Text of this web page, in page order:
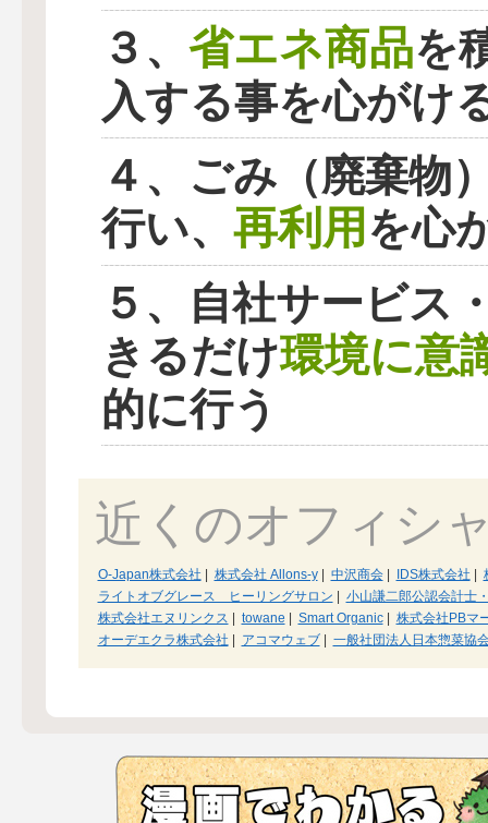
３、 省エネ商品を
入する事を心がけ
４、ごみ（廃棄物
行い、 再利用を心
５、自社サービス
きるだけ環境に意
的に行う
近くのオフィシ
O-Japan株式会社 株式会社 Allons-y| 中沢商会| IDS株式会社
ライトオブグレース ヒーリングサロン
小山謙二郎公認会計士
株式会社エヌリンクス
towane Smart Organic|
株式会社PBマ
オーデエクラ株式会社
アコマウェブ| 一般社団法人日本惣菜協